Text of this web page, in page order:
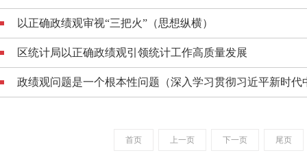
以正确政绩观审视“三把火”（思想纵横）
区统计局以正确政绩观引领统计工作高质量发展
政绩观问题是一个根本性问题（深入学习贯彻习近平新时代
首页 上一页 下一页 尾页